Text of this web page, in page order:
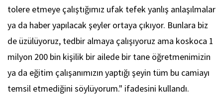
tolere etmeye çalıştığımız ufak tefek yanlış anlaşılmalar
ya da haber yapılacak şeyler ortaya çıkıyor. Bunlara biz
de üzülüyoruz, tedbir almaya çalışıyoruz ama koskoca 1
milyon 200 bin kişilik bir ailede bir tane öğretmenimizin
ya da eğitim çalışanımızın yaptığı şeyin tüm bu camiayı
temsil etmediğini söylüyorum." ifadesini kullandı.